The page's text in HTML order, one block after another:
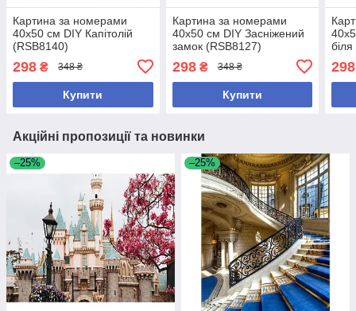
Картина за номерами
40х50 см DIY Капітолій
(RSB8140)
298 ₴ 348 ₴
Купити
Картина за номерами
40х50 см DIY Засніжений
замок (RSB8127)
298₴ 348 ₴
Купити
298
Акційні пропозиції та новинки
–25% –25%